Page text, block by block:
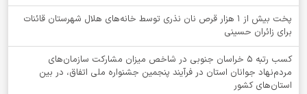
پخت بیش از 1 هزار قرص نان نذری توسط خانه‌های هلال شهرستان قائنات
برای زائران حسینی
کسب رتبه ۵ خراسان جنوبی در شاخص میزان مشارکت سازمان‌های
مردم‌نهاد جوانان استان در فرآیند پنجمین جشنواره ملی اتفاق، در بین
استان‌های کشور